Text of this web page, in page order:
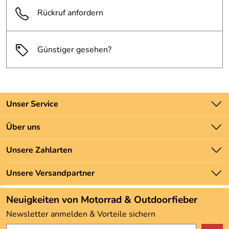
Rückruf anfordern
Günstiger gesehen?
Unser Service
Kontakt
Batteriegesetz
Newsletter
Zahlung und Versand
Über uns
Unsere Bestseller
Marken
Neu
Angebote
Kundenbewertungen (3.493)
4,9/5*****
Unsere Zahlarten
Unsere Versandpartner
Neuigkeiten von Motorrad & Outdoorfieber
Newsletter anmelden & Vorteile sichern